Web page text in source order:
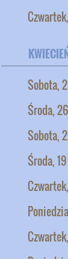
Sobota,
Środa,
Sobota,
Środa,